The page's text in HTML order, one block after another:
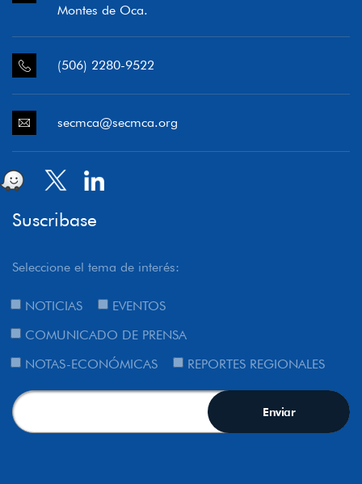
Montes de Oca.
(506) 2280-9522
secmca@secmca.org
Suscribase
Seleccione el tema de interés:
NOTICIAS
EVENTOS
COMUNICADO DE PRENSA
NOTAS-ECONÓMICAS
REPORTES REGIONALES